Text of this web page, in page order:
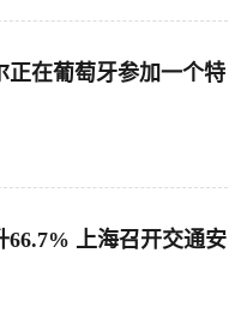
正在葡萄牙参加一个特
开交通安